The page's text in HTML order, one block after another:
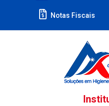
Notas Fiscais